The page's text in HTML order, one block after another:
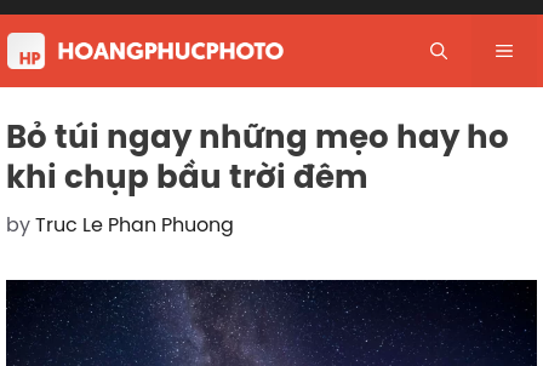
Skip
to
content
Bỏ túi ngay những mẹo hay ho
khi chụp bầu trời đêm
byTruc Le Phan Phuong